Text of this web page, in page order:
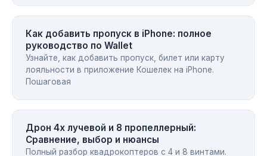
Как добавить пропуск в iPhone: полное
руководство по Wallet
Узнайте, как добавить пропуск, билет или карту
лояльности в приложение Кошелек на iPhone.
Пошаговая
Дрон 4х лучевой и 8 пропеллерный:
Сравнение, выбор и нюансы
Полный разбор квадрокоптеров с 4 и 8 винтами.